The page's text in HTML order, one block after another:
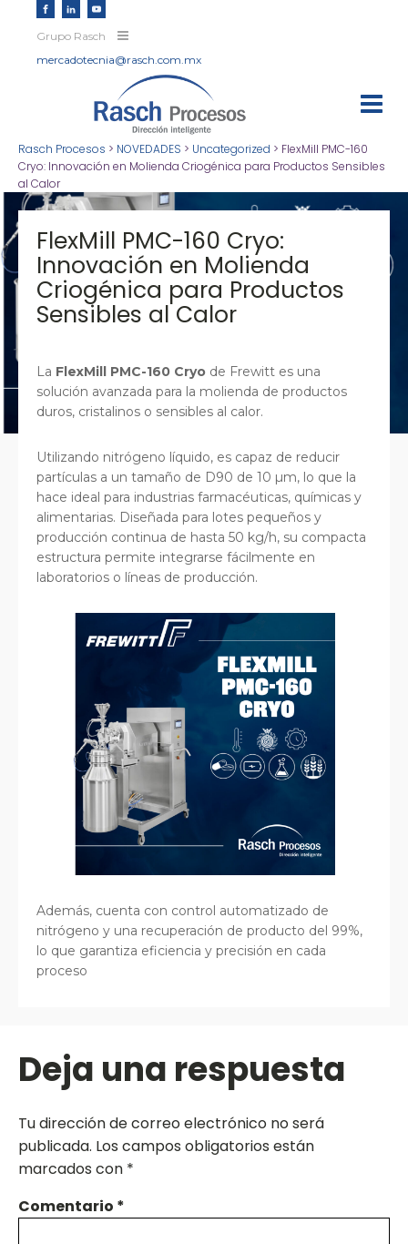
Grupo Rasch
mercadotecnia@rasch.com.mx
Rasch Procesos > NOVEDADES > Uncategorized > FlexMill PMC-160
Cryo: Innovación en Molienda Criogénica para Productos Sensibles
al Calor
FlexMill PMC-160 Cryo:
Innovación en Molienda
Criogénica para Productos
Sensibles al Calor
La FlexMill PMC-160 Cryo de Frewitt es una
solución avanzada para la molienda de productos
duros, cristalinos o sensibles al calor.
Utilizando nitrógeno líquido, es capaz de reducir
partículas a un tamaño de D90 de 10 µm, lo que la
hace ideal para industrias farmacéuticas, químicas y
alimentarias. Diseñada para lotes pequeños y
producción continua de hasta 50 kg/h, su compacta
estructura permite integrarse fácilmente en
laboratorios o líneas de producción.
Además, cuenta con control automatizado de
nitrógeno y una recuperación de producto del 99%,
lo que garantiza eficiencia y precisión en cada
proceso
Deja una respuesta
Tu dirección de correo electrónico no será
publicada. Los campos obligatorios están
marcados con *
Comentario *